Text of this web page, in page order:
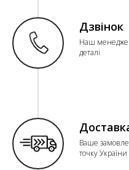
Дзвінок
Наш
деталі
Ваше
точку України